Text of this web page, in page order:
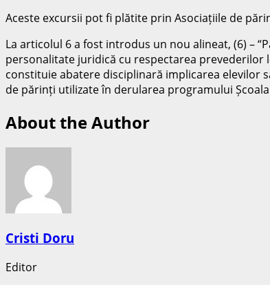
Aceste excursii pot fi plătite prin Asociațiile de
La articolul 6 a fost introdus un nou alineat, (6) –
personalitate juridică cu respectarea prevederilor
constituie abatere disciplinară implicarea elevilor
de părinți utilizate în derularea programului Școala
About the Author
Cristi Doru
Editor